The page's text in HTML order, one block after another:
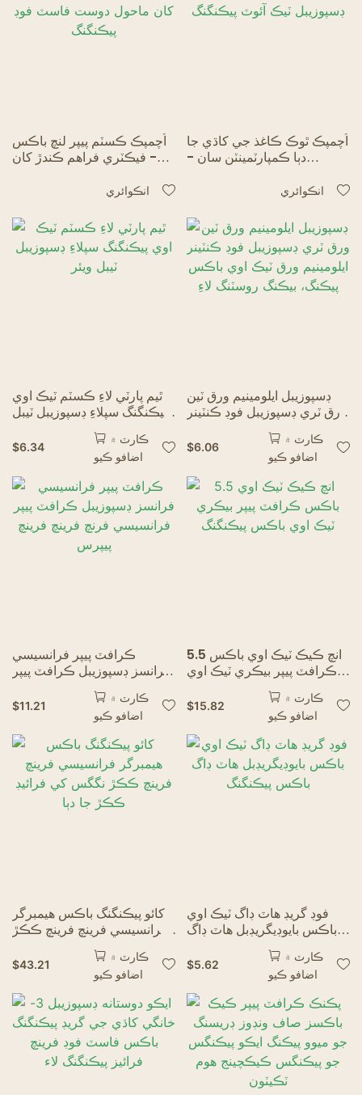
اُچمپڪ ڪسٽم پيپر لنچ باڪس
- فيڪٽري فراهم ڪندڙ کان
انڪوائري
اُچمپڪ ٿوڪ ڪاغذ جي کاڌي جا
دٻا ڪمپارٽمينٽن سان -
انڪوائري
ٿيم پارٽي لاءِ ڪسٽم ٽيڪ اوي
پيڪنگنگ سپلاءِ ڊسپوزيبل ٽيبل
$6.34
ڪارٽ ۾
اضافو ڪيو
ڊسپوزيبل ايلومينيم ورق ٽين
ورق ٽري ڊسپوزيبل فوڊ ڪنٽينر
ايلومينيم ورق ٽيڪ اوي باڪس
پيڪنگ، بيڪنگ روسٽنگ لاءِ
$6.06
ڪارٽ ۾
اضافو ڪيو
ڪرافٽ پيپر فرانسيسي
فرانسز ڊسپوزيبل ڪرافٽ پيپر
فرانسيسي فرنچ فرينچ فرينچ
پيپرس
$11.21
ڪارٽ ۾
اضافو ڪيو
5.5 انچ ڪيڪ ٽيڪ اوي باڪس
ڪرافٽ پيپر بيڪري ٽيڪ اوي
باڪس پيڪنگنگ
$15.82
ڪارٽ ۾
اضافو ڪيو
کائو پيڪنگنگ باڪس هيمبرگر
فرانسيسي فرينچ فرينچ ڪڪڙ
نگگس کي فرائيڊ ڪڪڙ جا دٻا
$43.21
ڪارٽ ۾
اضافو ڪيو
فوڊ گريڊ هاٽ ڊاگ ٽيڪ اوي
باڪس بايوڊيگريڊبل هاٽ ڊاگ
باڪس پيڪنگنگ
$5.62
ڪارٽ ۾
اضافو ڪيو